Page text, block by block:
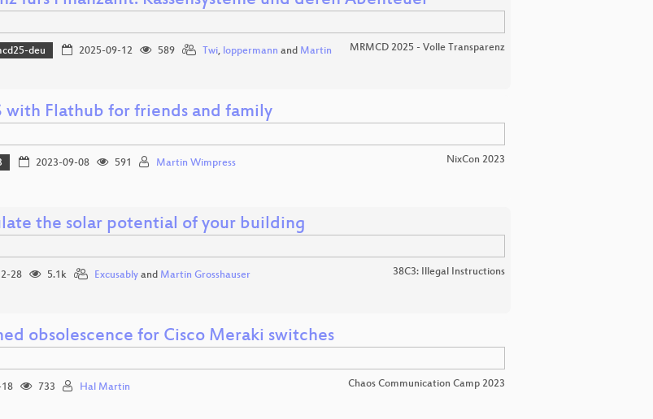
deu 2025-09-12 589 Twi, loppermann and Martin MRMCD 2025 - Volle Transparenz
with Flathub for friends and family
2023-09-08 591 Martin Wimpress NixCon 2023
the solar potential of your building
28 5.1k Excusablyand Martin Grosshauser 38C3: Illegal Instructions
obsolescence for Cisco Meraki switches
733 Hal Martin Chaos Communication Camp 2023